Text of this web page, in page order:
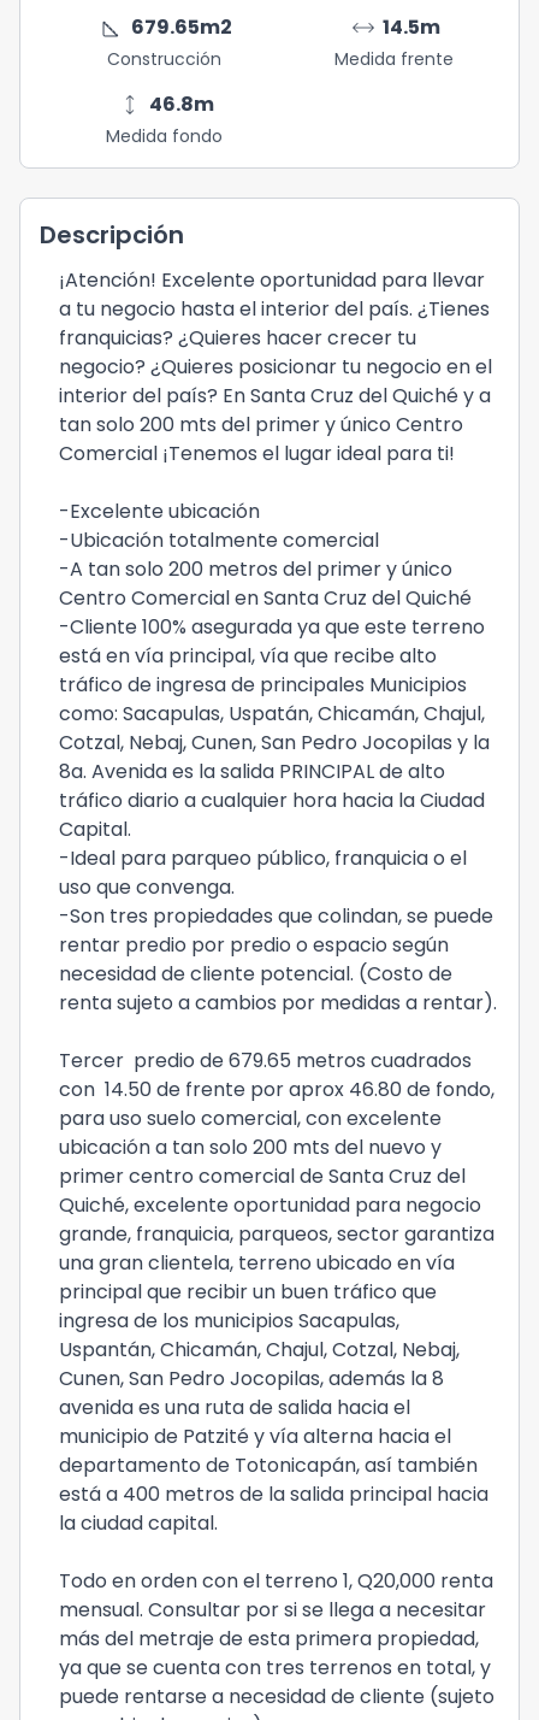
square_foot 679.65m2
Construcción
arrow_range 14.5m
Medida frente
height 46.8m
Medida fondo
Descripción
¡Atención! Excelente oportunidad para llevar
a tu negocio hasta el interior del país. ¿Tienes
franquicias? ¿Quieres hacer crecer tu
negocio? ¿Quieres posicionar tu negocio en el
interior del país? En Santa Cruz del Quiché y a
tan solo 200 mts del primer y único Centro
Comercial ¡Tenemos el lugar ideal para ti!
-Excelente ubicación
-Ubicación totalmente comercial
-A tan solo 200 metros del primer y único
Centro Comercial en Santa Cruz del Quiché
-Cliente 100% asegurada ya que este terreno
está en vía principal, vía que recibe alto
tráfico de ingresa de principales Municipios
como: Sacapulas, Uspatán, Chicamán, Chajul,
Cotzal, Nebaj, Cunen, San Pedro Jocopilas y la
8a. Avenida es la salida PRINCIPAL de alto
tráfico diario a cualquier hora hacia la Ciudad
Capital.
-Ideal para parqueo público, franquicia o el
uso que convenga.
-Son tres propiedades que colindan, se puede
rentar predio por predio o espacio según
necesidad de cliente potencial. (Costo de
renta sujeto a cambios por medidas a rentar).
Tercer predio de 679.65 metros cuadrados
con 14.50 de frente por aprox 46.80 de fondo,
para uso suelo comercial, con excelente
ubicación a tan solo 200 mts del nuevo y
primer centro comercial de Santa Cruz del
Quiché, excelente oportunidad para negocio
grande, franquicia, parqueos, sector garantiza
una gran clientela, terreno ubicado en vía
principal que recibir un buen tráfico que
ingresa de los municipios Sacapulas,
Uspantán, Chicamán, Chajul, Cotzal, Nebaj,
Cunen, San Pedro Jocopilas, además la 8
avenida es una ruta de salida hacia el
municipio de Patzité y vía alterna hacia el
departamento de Totonicapán, así también
está a 400 metros de la salida principal hacia
la ciudad capital.
Todo en orden con el terreno 1, Q20,000 renta
mensual. Consultar por si se llega a necesitar
más del metraje de esta primera propiedad,
ya que se cuenta con tres terrenos en total, y
puede rentarse a necesidad de cliente (sujeto